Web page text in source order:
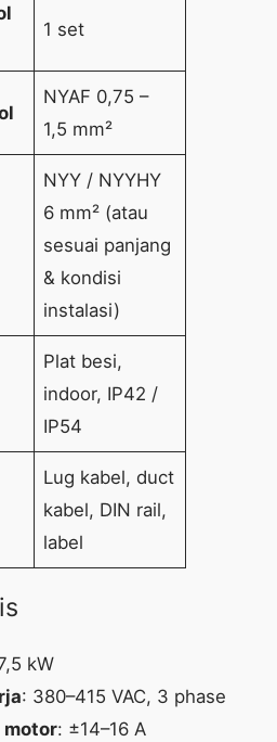
1 set
NYAF 0,75 –
1,5 mm²
NYY / NYYHY
6 mm² (atau
sesuai panjang
& kondisi
instalasi)
Plat besi,
indoor, IP42 /
IP54
Lug kabel, duct
kabel, DIN rail,
label
kW
: 380–415 VAC, 3 phase
motor: ±14–16 A